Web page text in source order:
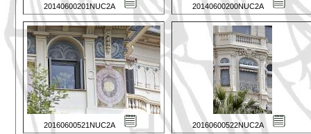
20140600201NUC2A 20140600200NUC2A
20160600521NUC2A 20160600522NUC2A